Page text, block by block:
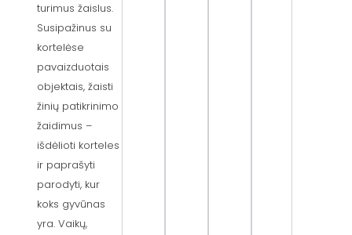
turimus žaislus.
Susipažinus su
kortelėse
pavaizduotais
objektais, žaisti
žinių patikrinimo
žaidimus –
išdėlioti korteles
ir paprašyti
parodyti, kur
koks gyvūnas
yra. Vaikų,